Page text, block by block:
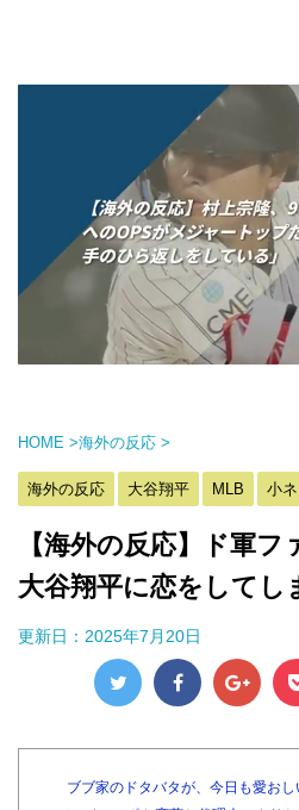
HOME >海外の反応 >
海外の反応 大谷翔平 MLB 小ネ
【海外の反応】ド軍
大谷翔平に恋をしてし
更新日： 2025年7月20日
ブブ家のドタバタが、今日も愛おし